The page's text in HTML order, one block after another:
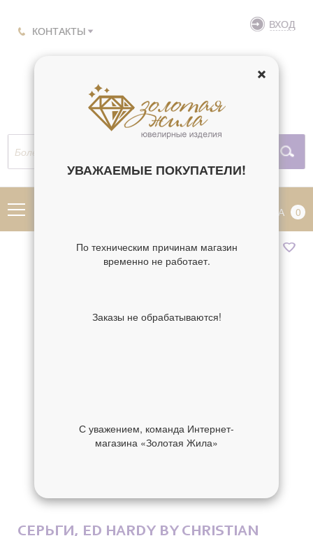
КОНТАКТЫ ВХОД
КОРЗИНА 0
СЕРЬГИ, ED HARDY BY CHRISTIAN
УВАЖАЕМЫЕ ПОКУПАТЕЛИ!
По техническим причинам магазин
временно не работает.
Заказы не обрабатываются!
С уважением, команда Интернет-
магазина «Золотая Жила»